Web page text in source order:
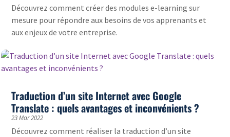
Découvrez comment créer des modules e-learning sur
mesure pour répondre aux besoins de vos apprenants et
aux enjeux de votre entreprise.
Traduction d’un site Internet avec Google
Translate : quels avantages et inconvénients ?
23 Mar 2022
Découvrez comment réaliser la traduction d’un site